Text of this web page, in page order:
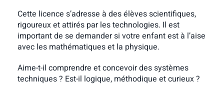
Cette licence s’adresse à des élèves scientifiques,
rigoureux et attirés par les technologies. Il est
important de se demander si votre enfant est à l’aise
avec les mathématiques et la physique.
Aime-t-il comprendre et concevoir des systèmes
techniques ? Est-il logique, méthodique et curieux ?